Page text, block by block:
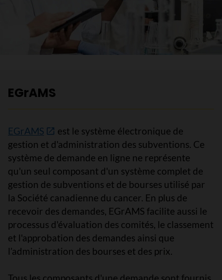
EGrAMS
EGrAMS
est le système électronique de
gestion et d'administration des subventions. Ce
système de demande en ligne ne représente
qu'un seul composant d'un système complet de
gestion de subventions et de bourses utilisé par
la Société canadienne du cancer. En plus de
recevoir des demandes, EGrAMS facilite aussi le
processus d'évaluation des comités, le classement
et l'approbation des demandes ainsi que
l’administration des bourses et des prix.